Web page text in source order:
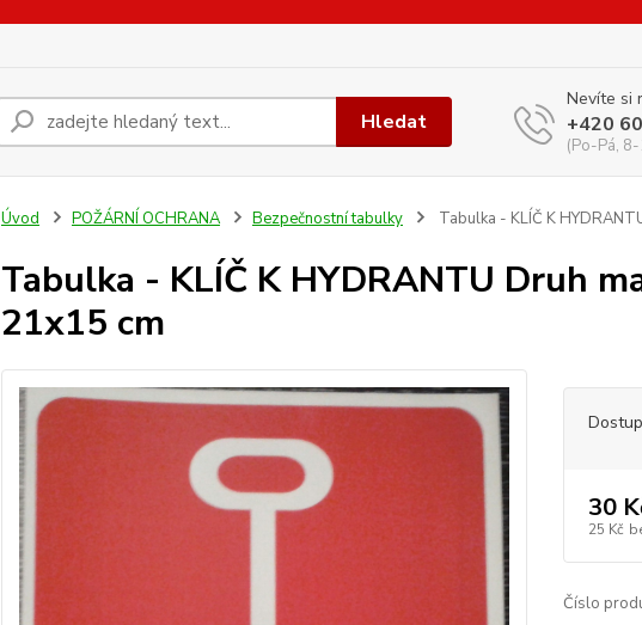
Hledat
Nevíte si
+420
(Po-Pá,
Úvod POŽÁRNÍ OCHRANA Bezpečnostní tabulky Tabulka - KLÍČ K
Tabulka - KLÍČ K HYDRANTU Druh
21x15 cm
30
25 Kč
Číslo